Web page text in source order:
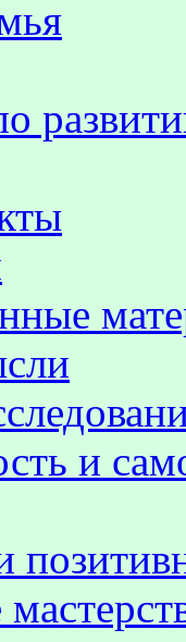
и